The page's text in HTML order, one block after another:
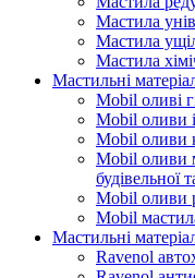
Мастила
Мастила
Мастила
Мастильні
Mobil оливі
Mobil оливи
Mobil оливи
Mobil оливи
будівельної
Mobil оливи
Mobil
Мастильні
Ravenol